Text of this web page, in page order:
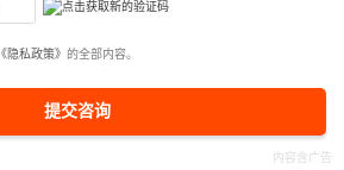
《隐私政策》 的全部内容。
提交咨询